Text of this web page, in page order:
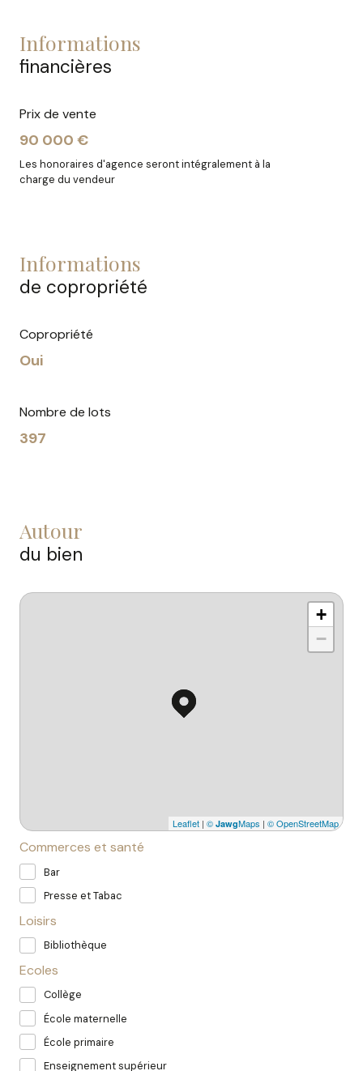
informations
financières
Prix de vente
90 000 €
Les honoraires d'agence seront intégralement à la
charge du vendeur
informations
de copropriété
Copropriété
Oui
Nombre de lots
397
autour
du bien
+
−
Leaflet | © JawgMaps | © OpenStreetMap
Commerces et santé
Bar
Presse et Tabac
Loisirs
Bibliothèque
Ecoles
Collège
École maternelle
École primaire
Enseignement supérieur